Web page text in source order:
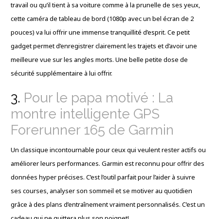
travail ou qu’il tient à sa voiture comme à la prunelle de ses yeux,
cette caméra de tableau de bord (1080p avec un bel écran de 2
pouces) va lui offrir une immense tranquillité d’esprit. Ce petit
gadget permet d’enregistrer clairement les trajets et d’avoir une
meilleure vue sur les angles morts. Une belle petite dose de
sécurité supplémentaire à lui offrir.
3. Pour le papa motivé : La
montre intelligente GPS
Forerunner 165 de Garmin
Un classique incontournable pour ceux qui veulent rester actifs ou
améliorer leurs performances. Garmin est reconnu pour offrir des
données hyper précises. C’est l’outil parfait pour l’aider à suivre
ses courses, analyser son sommeil et se motiver au quotidien
grâce à des plans d’entraînement vraiment personnalisés. C’est un